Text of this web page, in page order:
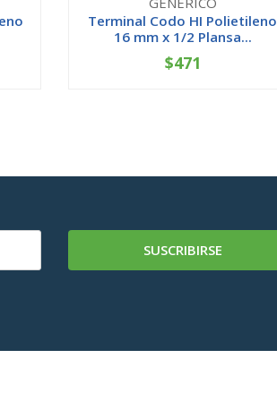
Terminal Codo HI Polietileno
16 mm x 1/2 Plansa...
+
$471
SUSCRIBIRSE